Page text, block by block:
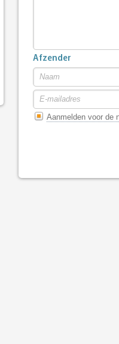
Afzender
Aanmelden voor de